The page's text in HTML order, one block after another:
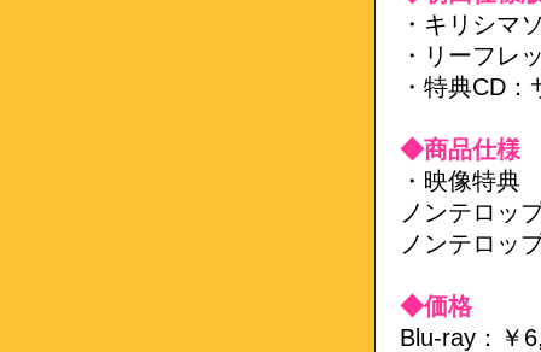
・キリシマ
・リーフレ
・特典CD
◆商品仕様
・映像特典
ノンテロッ
ノンテロッ
◆価格
Blu-ray：￥